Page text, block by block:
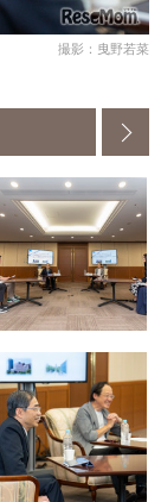
撮影：曳野若菜